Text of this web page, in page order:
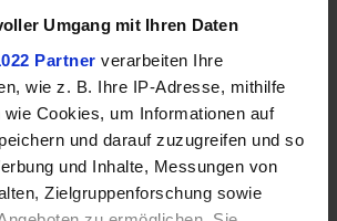
Umgang mit Ihren Daten
Partner verarbeiten Ihre
wie z. B. Ihre IP-Adresse, mithilfe
wie Cookies, um Informationen auf
und darauf zuzugreifen und so
und Inhalte, Messungen von
Zielgruppenforschung sowie
NVIDIA GeForce RTX 3050 - 8GB
AVG
72.1 FPS
1%
61.1 FPS
Far Cry 6
NVIDIA GeForce RTX 3070 - 8GB
AVG
141.8 FPS